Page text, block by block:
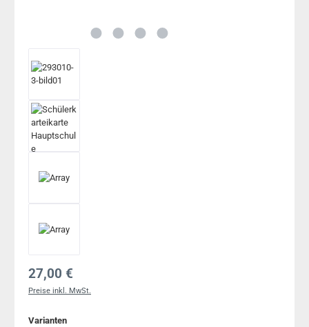
Regulärer Preis:
27,00 €
Preise inkl. MwSt.
Variantenauswählen